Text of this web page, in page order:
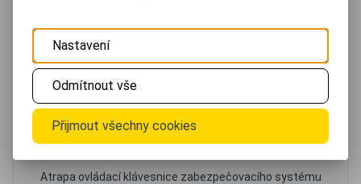
Minialarmy a základní zabezpečení před zloději
Doporučujeme
Atrapa ovládací klávesnice zabezpečovacího systému
Nastavení
Odmítnout vše
Přijmout všechny cookies